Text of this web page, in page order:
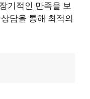
기적인 만족을 보
담을 통해 최적의